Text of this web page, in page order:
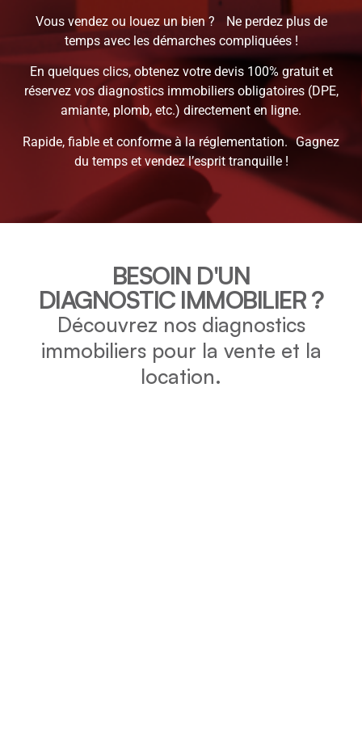
Vous vendez ou louez un bien ? Ne perdez plus de
temps avec les démarches compliquées !
En quelques clics, obtenez votre devis 100% gratuit et
réservez vos diagnostics immobiliers obligatoires (DPE,
amiante, plomb, etc.) directement en ligne.
Rapide, fiable et conforme à la réglementation. Gagnez
du temps et vendez l’esprit tranquille !
BESOIN D'UN
DIAGNOSTIC IMMOBILIER ?
Découvrez nos diagnostics
immobiliers pour la vente et la
location.